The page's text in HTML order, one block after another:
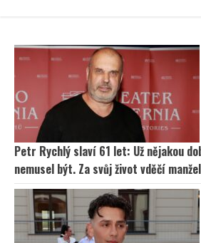
Petr Rychlý slaví 61 let: Už nějakou
nemusel být. Za svůj život vděčí